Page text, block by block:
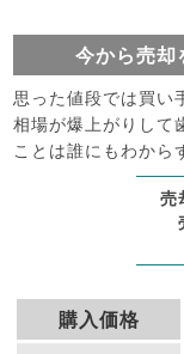
今から売却
思った値段では買い
相場が爆上がりして
ことは誰にもわから
売
購入価格